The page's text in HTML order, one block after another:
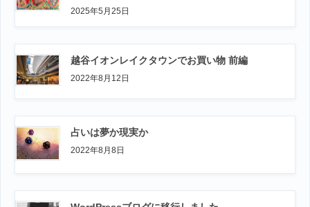
2025年5月25日
越谷イオンレイクタウンでお買い物 前編
2022年8月12日
占いは夢か現実か
2022年8月8日